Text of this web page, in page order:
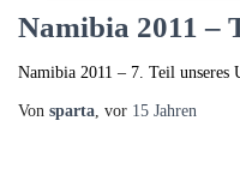
Namibia 2011 –
Namibia 2011 – 7. Teil unseres
Von sparta, vor 15 Jahren